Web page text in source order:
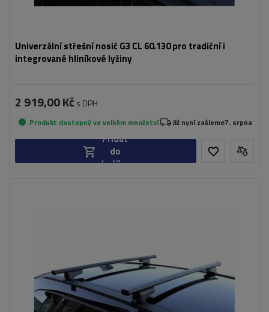
Univerzální střešní nosič G3 CL 60.130 pro tradiční i
integrované hliníkové lyžiny
2 919,00 Kč s DPH
Produkt dostupný ve velkém množství Již nyní zašleme7. srpna
Přidat
do
košíku